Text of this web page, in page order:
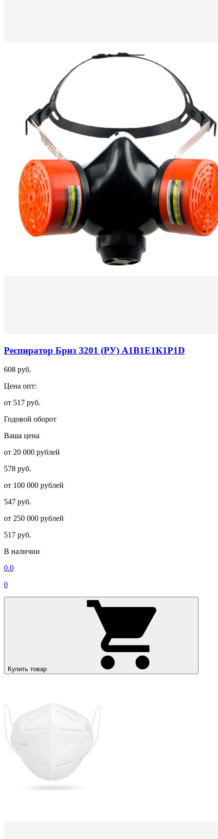
Респиратор Бриз 3201 (РУ) А1В1Е1К1Р1D
608 руб.
Цена опт:
от 517 руб.
Годовой оборот
Ваша цена
от 20 000 рублей
578 руб.
от 100 000 рублей
547 руб.
от 250 000 рублей
517 руб.
В наличии
0.0
0
Купить товар